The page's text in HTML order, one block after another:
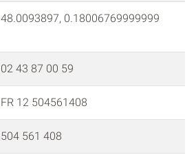
48.0093897, 0.18006769999999
02 43 87 00 59
FR 12 504561408
504 561 408